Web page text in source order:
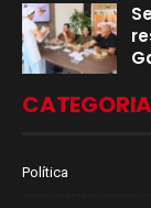
Política